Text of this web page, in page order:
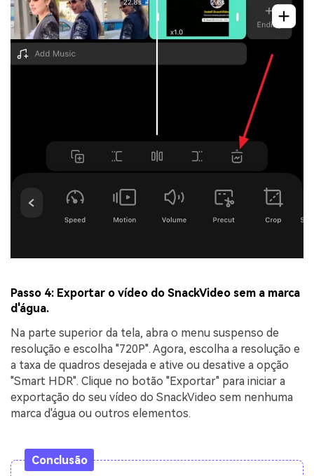
Passo 4: Exportar o vídeo do SnackVideo sem a marca
d'água.
Na parte superior da tela, abra o menu suspenso de
resolução e escolha "720P". Agora, escolha a resolução e
a taxa de quadros desejada e ative ou desative a opção
"Smart HDR". Clique no botão "Exportar" para iniciar a
exportação do seu vídeo do SnackVideo sem nenhuma
marca d'água ou outros elementos.
Conclusão